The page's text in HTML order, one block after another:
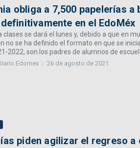
obliga a 7,500 papelerías a
en el EdoMéx
clases se dará el lunes y, debido a que en
no se ha definido el formato en que se
2022, son los padres de alumnos de
Edomex 26 de agosto de 2021
piden agilizar el regreso a